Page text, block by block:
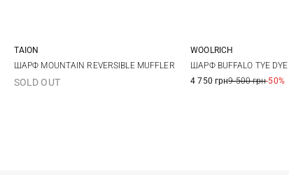
One size
TAION
ШАРФ MOUNTAIN REVERSIBLE MUFFLER
SOLD OUT
One
WOOLRICH
ШАРФ BUFFALO TYE DYE
4 750 грн9 500 грн-50%